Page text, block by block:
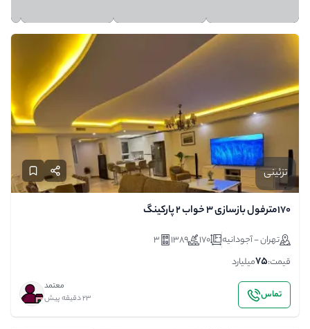
تزئینی
۱۷۰مترفول بازسازی ۳ خواب ۲ پارکینگ
تهران - آجودانیه 170
1389
3
قیمت:75میلیارد
تماس
معتمد
23 دقیقه پیش